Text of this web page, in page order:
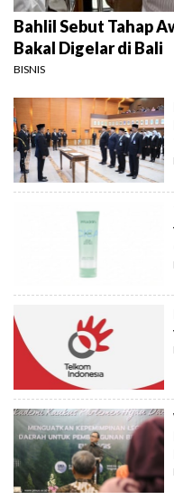
Bahlil Sebut Tahap
Bakal Digelar di Bali
BISNIS